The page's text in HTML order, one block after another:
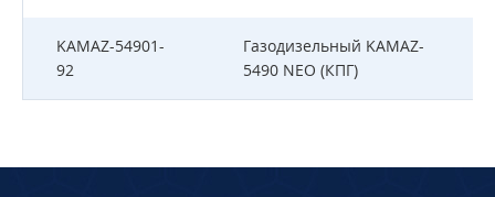
KAMAZ-54901-
92
Газодизельный KAMAZ-
5490 NEO (КПГ)